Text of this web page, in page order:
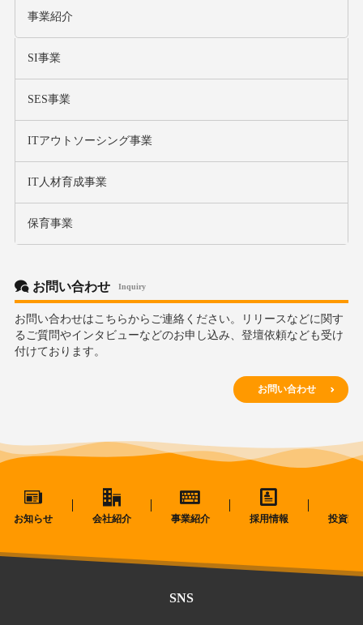
事業紹介
SI事業
SES事業
ITアウトソーシング事業
IT人材育成事業
保育事業
お問い合わせ Inquiry
お問い合わせはこちらからご連絡ください。リリースなどに関す
るご質問やインタビューなどのお申し込み、登壇依頼なども受け
付けております。
お問い合わせ
お知らせ 会社紹介 事業紹介 採用情報 投資家
SNS